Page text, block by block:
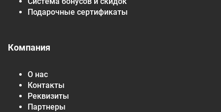
Подарочные сертификаты
Компания
О нас
Контакты
Реквизиты
Партнеры